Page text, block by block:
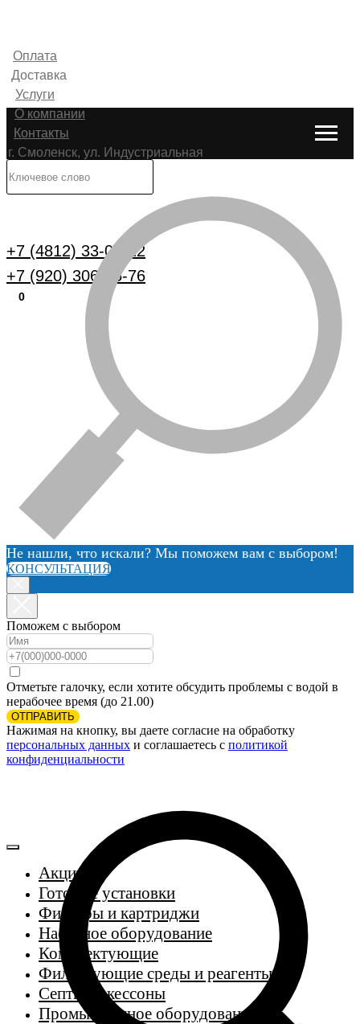
Оплата
Доставка
Услуги
О компании
Контакты
г. Смоленск, ул. Индустриальная
+7 (4812) 33-00-22
+7 (920) 306-25-76
0
Не нашли, что искали? Мы поможем вам с выбором!
КОНСУЛЬТАЦИЯ
Поможем с выбором
Отметьте галочку, если хотите обсудить проблемы с водой в
нерабочее время (до 21.00)
ОТПРАВИТЬ
Нажимая на кнопку, вы даете согласие на обработку
персональных данных и соглашаетесь c политикой
конфиденциальности
Акции
Готовые установки
Фильтры и картриджи
Насосное оборудование
Комплектующие
Фильтрующие среды и реагенты
Септики, кессоны
Промышленное оборудование